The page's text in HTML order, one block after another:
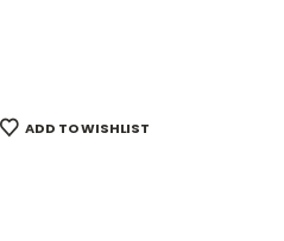
ADD TO WISHLIST